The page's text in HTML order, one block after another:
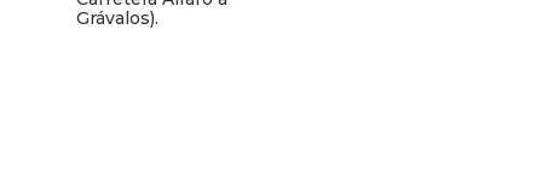
Grávalos).